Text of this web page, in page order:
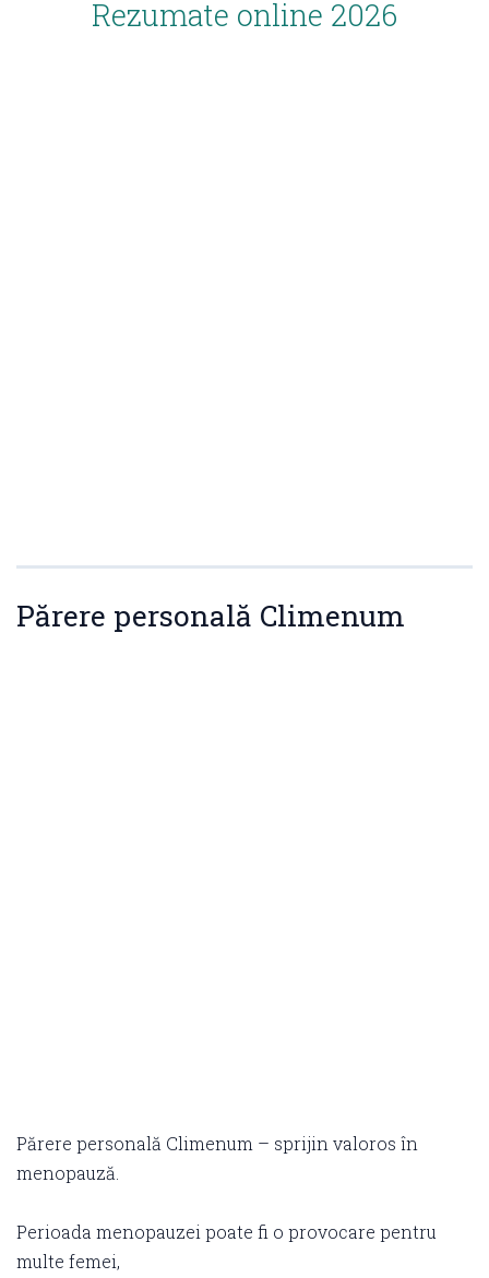
Rezumate online 2026
Părere personală Climenum
Părere personală Climenum – sprijin valoros în
menopauză.
Perioada menopauzei poate fi o provocare pentru
multe femei,